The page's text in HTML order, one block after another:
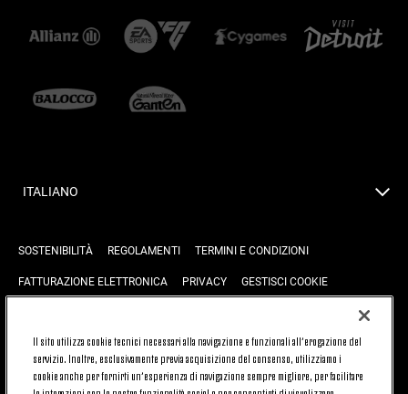
ITALIANO
SOSTENIBILITÀ REGOLAMENTI TERMINI E CONDIZIONI
FATTURAZIONE ELETTRONICA PRIVACY GESTISCI COOKIE
TORNA SU
Il sito utilizza cookie tecnici necessari alla navigazione e funzionali all’erogazione del
servizio. Inoltre, esclusivamente previa acquisizione del consenso, utilizziamo i
cookie anche per fornirti un’esperienza di navigazione sempre migliore, per facilitare